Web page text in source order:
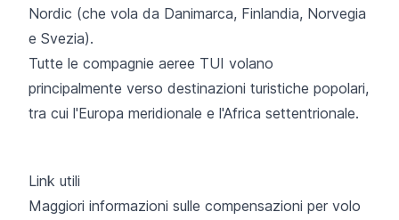
Nordic (che vola da Danimarca, Finlandia, Norvegia
e Svezia).
Tutte le compagnie aeree TUI volano
principalmente verso destinazioni turistiche popolari,
tra cui l'Europa meridionale e l'Africa settentrionale.
Link utili
Maggiori informazioni sulle compensazioni per volo